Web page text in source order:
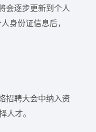
会逐步更新到个人
身份证信息后，
招聘大会中纳入资
人才。